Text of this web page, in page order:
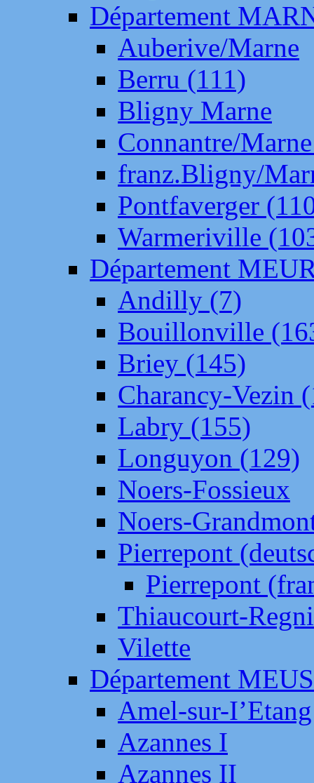
Département
Auberive/Marne
Berru (111)
Bligny Marne
Connantre/
franz.Bligny/
Pontfaverger
Warmeriville
Département
Andilly (7)
Bouillonville
Briey (145)
Charancy-Vezin
Labry (155)
Longuyon (129)
Noers-Fossieux
Noers-
Pierrepont
Pierrepont
Thiaucourt-
Vilette
Département
Amel-sur-
Azannes I
Azannes II